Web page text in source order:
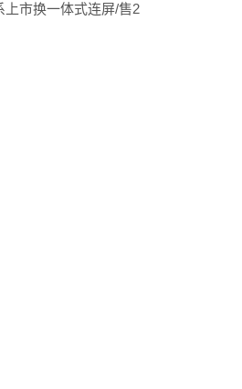
上市换一体式连屏/售2